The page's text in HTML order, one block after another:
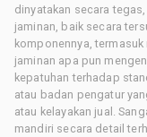
dinyatakan secara
jaminan, baik secara
komponennya,
jaminan apa pun
kepatuhan terhadap
atau badan pengatur
atau kelayakan jual.
mandiri secara detail